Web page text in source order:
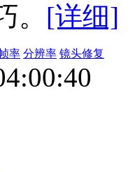
。 [详细]
率 分辨率 镜头修复